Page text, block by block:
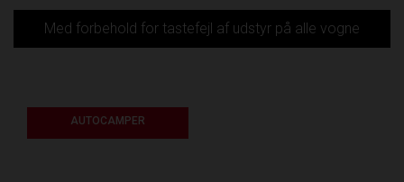
Med forbehold for tastefejl af udstyr på alle vogne
AUTOCAMPER